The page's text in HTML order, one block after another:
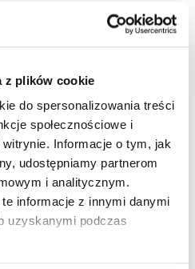
z plików cookie
do spersonalizowania treści
społecznościowe i
Informacje o tym, jak
udostępniamy partnerom
i analitycznym.
informacje z innymi danymi
uzyskanymi podczas
sprawiają, że Twoje
z najnowszymi